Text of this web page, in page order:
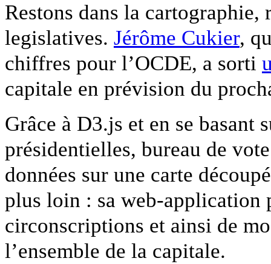
Restons dans la
legislatives. Jérôme Cukier,
chiffres pour l’OCDE, a sorti
capitale en prévision du
Grâce à D3.js et en se basant
présidentielles, bureau de
données sur une carte
plus loin : sa web-application
circonscriptions et ainsi de
l’ensemble de la capitale.